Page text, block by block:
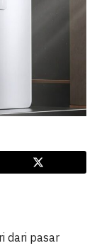
dari pasar